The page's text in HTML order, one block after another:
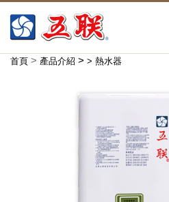
首頁 > 產品介紹 > > 熱水器